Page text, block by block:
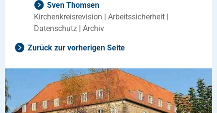
Sven Thomsen
Kirchenkreisrevision | Arbeitssicherheit |
Datenschutz | Archiv
Zurück zur vorherigen Seite